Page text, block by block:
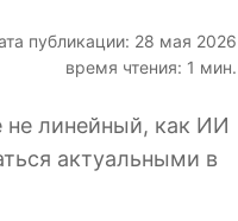
публикации: 28 мая 2026
время чтения: 1 мин.
не линейный, как ИИ
актуальными в